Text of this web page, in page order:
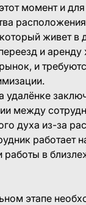
момент и
живет в
и
и
между
духа из-за
работает
работы в
этапе